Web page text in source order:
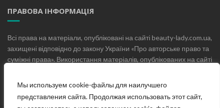
Мы используем cookie-файлы для наилучшего
представления сайта. Продолжая использовать этот сайт,
ПРАВОВА ІНФОРМАЦІЯ
Всі права на матеріали, опубліковані на сайті beauty-lady.com.ua,
захищені відповідно до закону України «Про авторське право та
суміжні права». Використання матеріалів, опублікованих на сайті
допускається.